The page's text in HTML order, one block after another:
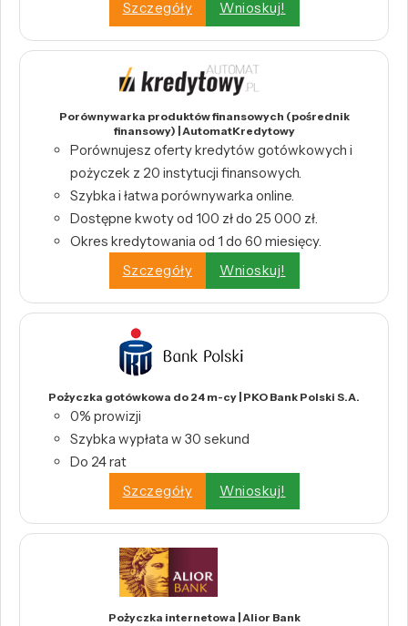
Szczegóły Wnioskuj!
Porównywarka produktów finansowych (pośrednik
finansowy) | AutomatKredytowy
Porównujesz oferty kredytów gotówkowych i
pożyczek z 20 instytucji finansowych.
Szybka i łatwa porównywarka online.
Dostępne kwoty od 100 zł do 25 000 zł.
Okres kredytowania od 1 do 60 miesięcy.
Szczegóły
Wnioskuj!
Pożyczka gotówkowa do 24 m-cy | PKO Bank Polski S.A.
0% prowizji
Szybka wypłata w 30 sekund
Do 24 rat
Szczegóły
Wnioskuj!
Pożyczka internetowa | Alior Bank